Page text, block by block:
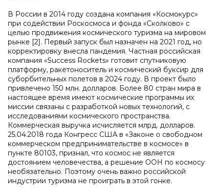
В России в 2014 году создана компания «Космокурс»
при содействии Роскосмоса и фонда «Сколково» с
целью продвижения космического туризма на мировом
рынке [2]. Первый запуск был назначен на 2021 год, но
корректировку внесла пандемия. Частная российская
компания «Success Rockets» готовит спутниковую
платформу, ракетоноситель и космический буксир для
суборбительных полетов в 2024 году. В проект было
привлечено 150 млн. долларов. Более 80 стран мира в
настоящее время имеют космические программы их
миссии связаны с разработкой новых технологий, с
исследованиями космического пространства.
Коммерческая выручка исчисляется млрд. долларов.
25.04.2018 года Конгресс США в «Законе о свободном
коммерческом предпринимательстве в космосе» в
пункте 80103, признал, что космос не является
достоянием человечества, а решение ООН по космосу
необязательно. Поэтому очень важно российской
индустрии туризма не проиграть в этой гонке.